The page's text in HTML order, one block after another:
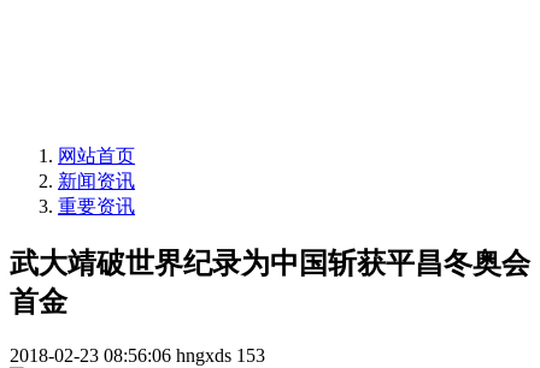
网站首页
新闻资讯
重要资讯
武大靖破世界纪录为中国斩获平昌冬奥会
首金
2018-02-23 08:56:06 hngxds 153